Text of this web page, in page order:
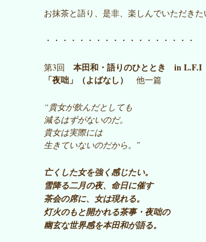
お抹茶と語り、是非、楽しんでいただきた
・・・・・・・・・・・・・・・・・・
第3回 本田和・語りのひととき in L.F.I
「夜咄」（よばなし）
他一篇
“貴女が飲んだとしても
減るはずがないのだ。
貴女は実際には
生きていないのだから。″
亡くした女を強く感じたい。
雪降る二月の夜、命日に催す
茶会の席に、女は現れる。
灯火のもと開かれる茶事・夜咄の
幽玄な世界感を本田和が語る。